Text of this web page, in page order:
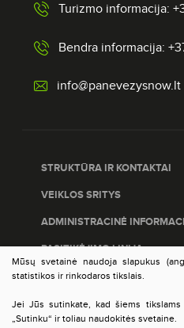
Turizmo informacija:
Bendra informacija:
info@panevezysnow.lt
STRUKTŪRA IR KONTAKTAI
VEIKLOS SRITYS
ADMINISTRACINĖ
PASITIKĖJIMO LINIJA
PASLAUGŲ ĮVERTINIMAS
DUOMENŲ APSAUGA
Mūsų svetainė naudoja slapukus
statistikos ir rinkodaros tikslais.
Jei Jūs sutinkate, kad šiems
„Sutinku“ ir toliau naudokitės svetaine.